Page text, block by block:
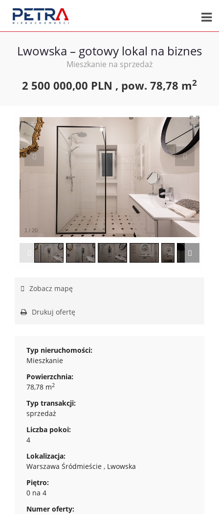
Lwowska – gotowy lokal na biznes
Mieszkanie na sprzedaż
2 500 000,00 PLN , pow. 78,78 m2
1 / 20
Zobacz mapę
Drukuj ofertę
Typ nieruchomości:
Mieszkanie
Powierzchnia:
78,78 m2
Typ transakcji:
sprzedaż
Liczba pokoi:
4
Lokalizacja:
Warszawa Śródmieście , Lwowska
Piętro:
0 na 4
Numer oferty: